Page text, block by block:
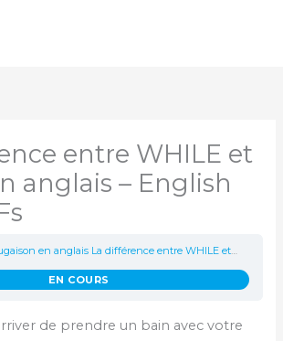
entre WHILE et
anglais – English
en anglais La différence entre WHILE et WHEN en anglais – English for BAMFs
EN COURS
de prendre un bain avec votre